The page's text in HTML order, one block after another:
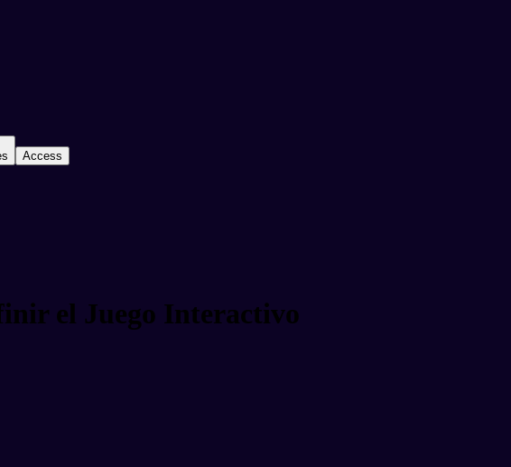
Access
el Juego Interactivo